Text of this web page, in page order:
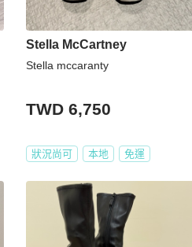
Stella McCartney
Stella mccaranty
TWD 6,750
狀況尚可 本地 免運